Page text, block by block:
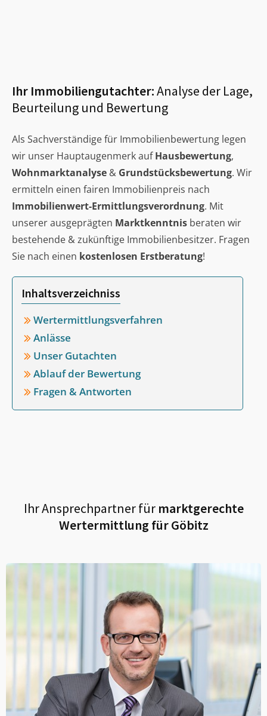
Ihr Immobiliengutachter:Analyse der Lage,
Beurteilung und Bewertung
Als Sachverständige für Immobilienbewertung legen
wir unser Hauptaugenmerk aufHausbewertung,
Wohnmarktanalyse & Grundstücksbewertung. Wir
ermitteln einen fairen Immobilienpreis nach
Immobilienwert-Ermittlungsverordnung. Mit
unserer ausgeprägten Marktkenntnis beraten wir
bestehende & zukünftige Immobilienbesitzer. Fragen
Sie nach einen kostenlosen Erstberatung!
Inhaltsverzeichniss
Wertermittlungsverfahren
Anlässe
Unser Gutachten
Ablauf der Bewertung
Fragen & Antworten
Ihr Ansprechpartner fürmarktgerechte
Wertermittlung fürGöbitz